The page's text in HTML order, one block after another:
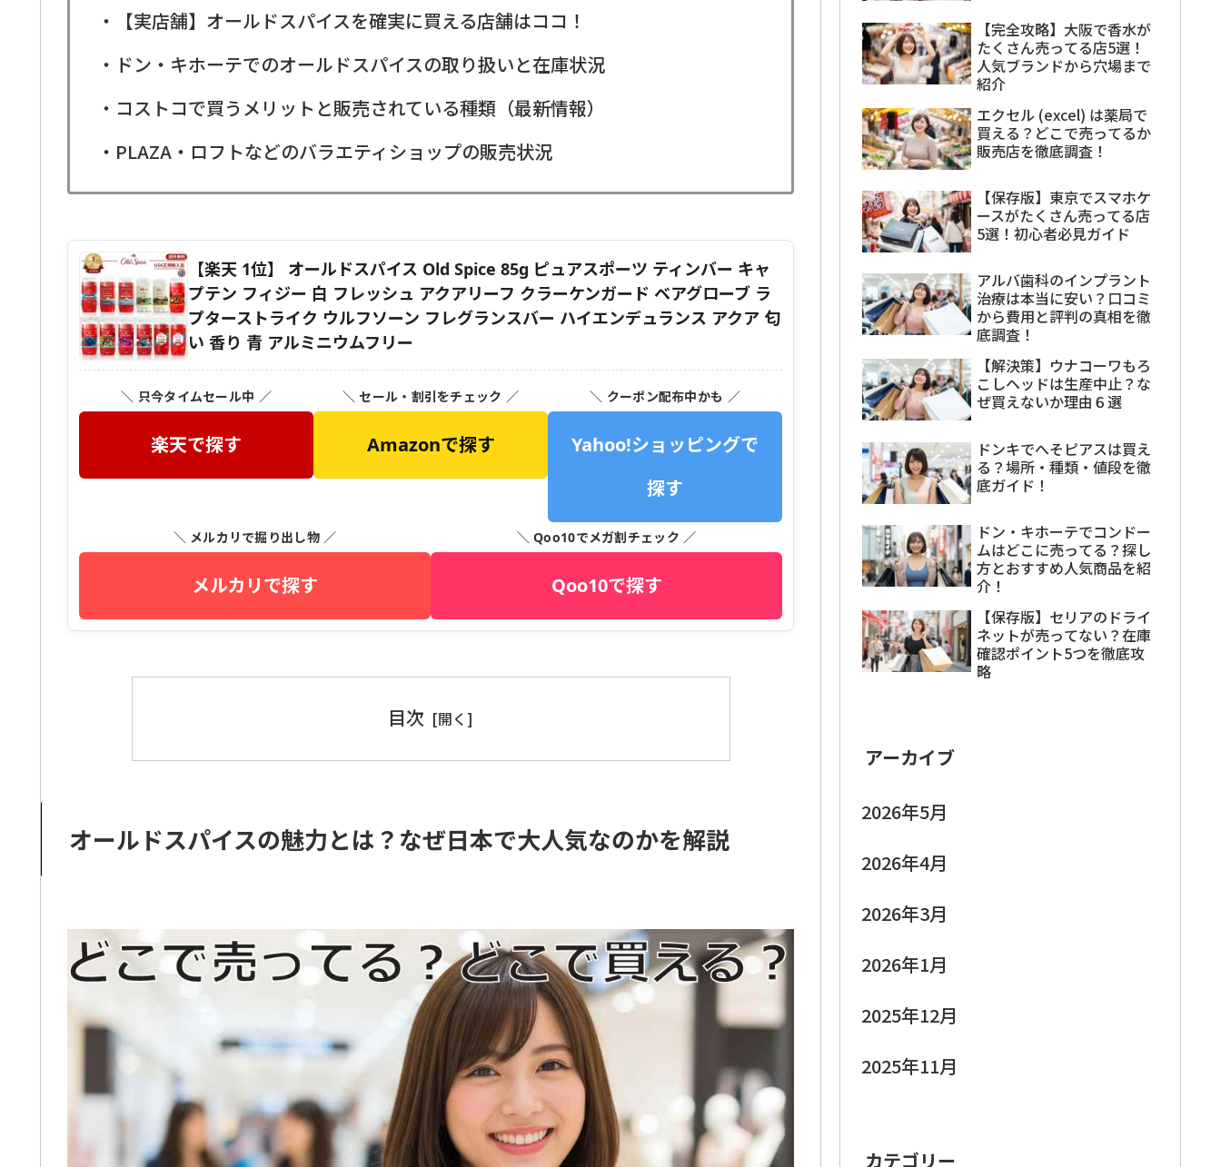
・【実店舗】オールドスパイスを確実に買える店舗はココ！
・ドン・キホーテでのオールドスパイスの取り扱いと在庫状況
・コストコで買うメリットと販売されている種類（最新情報）
・PLAZA・ロフトなどのバラエティショップの販売状況
【楽天 1位】 オールドスパイス Old Spice 85g ピュアスポーツ ティンバー キャ
プテン フィジー 白 フレッシュ アクアリーフ クラーケンガード ベアグローブ ラ
プターストライク ウルフソーン フレグランスバー ハイエンデュランス アクア 匂
い 香り 青 アルミニウムフリー
＼ 只今タイムセール中 ／
楽天で探す
＼ セール・割引をチェック ／
Amazonで探す
＼ クーポン配布中かも ／
Yahoo!ショッピングで
探す
＼ メルカリで掘り出し物 ／
メルカリで探す
＼ Qoo10でメガ割チェック ／
Qoo10で探す
目次
オールドスパイスの魅力とは？なぜ日本で大人気なのかを解説
【完全攻略】大阪で香水が
たくさん売ってる店5選！
人気ブランドから穴場まで
紹介
エクセル (excel) は薬局で
買える？どこで売ってるか
販売店を徹底調査！
【保存版】東京でスマホケ
ースがたくさん売ってる店
5選！初心者必見ガイド
アルバ歯科のインプラント
治療は本当に安い？口コミ
から費用と評判の真相を徹
底調査！
【解決策】ウナコーワもろ
こしヘッドは生産中止？な
ぜ買えないか理由６選
ドンキでへそピアスは買え
る？場所・種類・値段を徹
底ガイド！
ドン・キホーテでコンドー
ムはどこに売ってる？探し
方とおすすめ人気商品を紹
介！
【保存版】セリアのドライ
ネットが売ってない？在庫
確認ポイント5つを徹底攻
略
アーカイブ
2026年5月
2026年4月
2026年3月
2026年1月
2025年12月
2025年11月
カテゴリー